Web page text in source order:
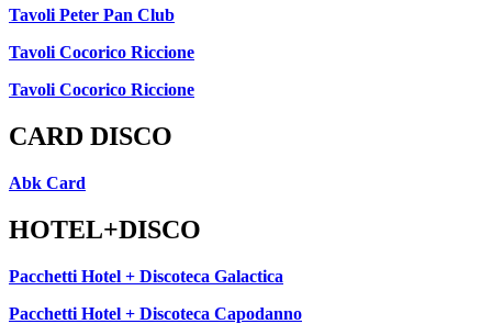
Tavoli Peter Pan Club
Tavoli Cocorico Riccione
Tavoli Cocorico Riccione
CARD DISCO
Abk Card
HOTEL+DISCO
Pacchetti Hotel + Discoteca Galactica
Pacchetti Hotel + Discoteca Capodanno